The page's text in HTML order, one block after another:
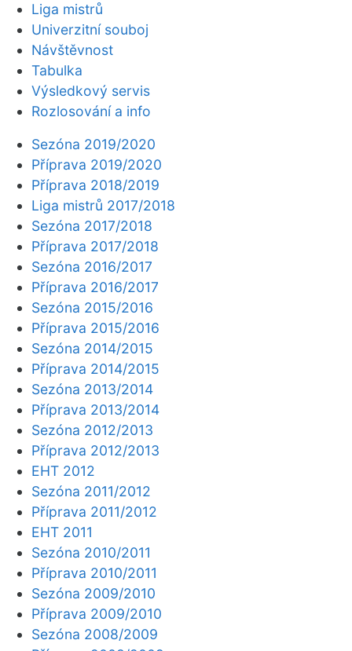
Liga mistrů
Univerzitní souboj
Návštěvnost
Tabulka
Výsledkový servis
Rozlosování a info
Sezóna 2019/2020
Příprava 2019/2020
Příprava 2018/2019
Liga mistrů 2017/2018
Sezóna 2017/2018
Příprava 2017/2018
Sezóna 2016/2017
Příprava 2016/2017
Sezóna 2015/2016
Příprava 2015/2016
Sezóna 2014/2015
Příprava 2014/2015
Sezóna 2013/2014
Příprava 2013/2014
Sezóna 2012/2013
Příprava 2012/2013
EHT 2012
Sezóna 2011/2012
Příprava 2011/2012
EHT 2011
Sezóna 2010/2011
Příprava 2010/2011
Sezóna 2009/2010
Příprava 2009/2010
Sezóna 2008/2009